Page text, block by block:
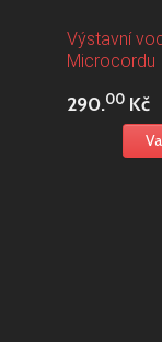
Výstavní
Microcordu
290.00 Kč